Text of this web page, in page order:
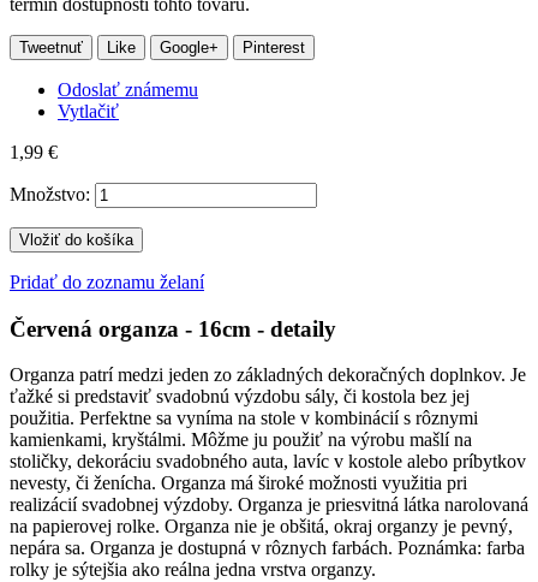
termín dostupnosti tohto tovaru.
Tweetnuť Like Google+ Pinterest
Odoslať známemu
Vytlačiť
1,99 €
Množstvo:
Vložiť do košíka
Pridať do zoznamu želaní
Červená organza - 16cm - detaily
Organza patrí medzi jeden zo základných dekoračných doplnkov. Je
ťažké si predstaviť svadobnú výzdobu sály, či kostola bez jej
použitia. Perfektne sa vyníma na stole v kombinácií s rôznymi
kamienkami, kryštálmi. Môžme ju použiť na výrobu mašlí na
stoličky, dekoráciu svadobného auta, lavíc v kostole alebo príbytkov
nevesty, či ženícha. Organza má široké možnosti využitia pri
realizácií svadobnej výzdoby. Organza je priesvitná látka narolovaná
na papierovej rolke. Organza nie je obšitá, okraj organzy je pevný,
nepára sa. Organza je dostupná v rôznych farbách. Poznámka: farba
rolky je sýtejšia ako reálna jedna vrstva organzy.